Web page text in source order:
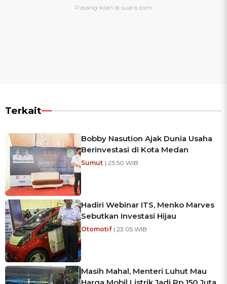
Terkait
Bobby Nasution Ajak Dunia Usaha
Berinvestasi di Kota Medan
Sumut | 23:50 WIB
Hadiri Webinar ITS, Menko Marves
Sebutkan Investasi Hijau
Otomotif | 23:05 WIB
Masih Mahal, Menteri Luhut Mau